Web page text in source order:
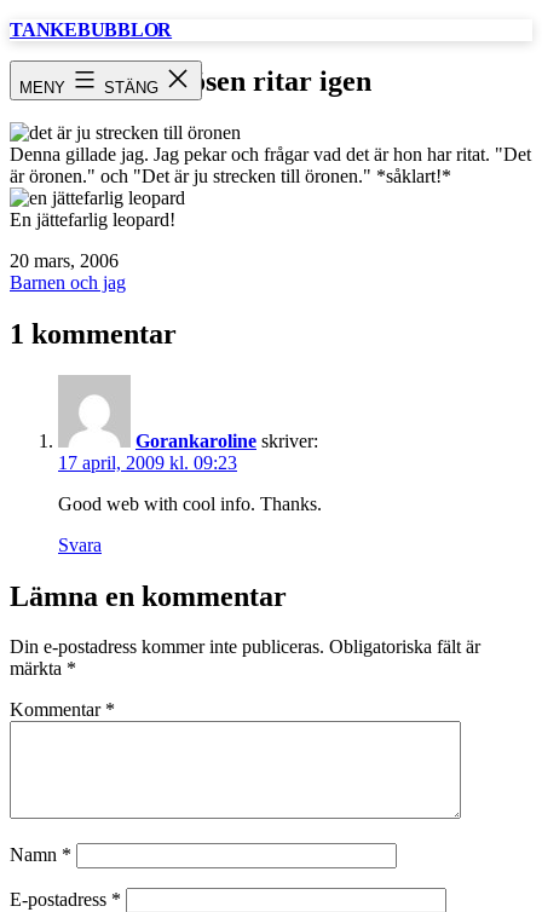
Hoppa
TANKEBUBBLOR
MENY STÄNG Tösen ritar igen
Denna gillade jag. Jag pekar och frågar vad det är hon har ritat. "Det
är öronen." och "Det är ju strecken till öronen." *såklart!*
En jättefarlig leopard!
Publicerat
den
20 mars, 2006
Kategoriserat
Barnen och jag
1 kommentar
Gorankaroline skriver:
17 april, 2009 kl. 09:23
Good web with cool info. Thanks.
Svara
Lämna en kommentar
Din e-postadress kommer inte publiceras. Obligatoriska fält är
märkta *
Kommentar *
Namn *
E-postadress *